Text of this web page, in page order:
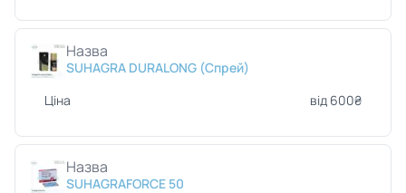
Назва
SUHAGRA DURALONG (Спрей)
Ціна
від 600₴
Назва
SUHAGRAFORCE 50